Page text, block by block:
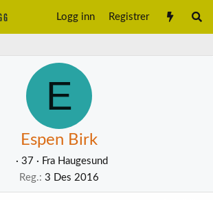
Logg inn Registrer
E
Espen Birk
· 37 · Fra Haugesund
Reg. 3 Des 2016